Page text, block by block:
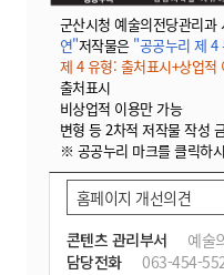
군산시청 예술의전당관리과
연"저작물은 "공공누리 제 4
제 4 유형: 출처표시+상업적
출처표시
비상업적 이용만 가능
변형 등 2차적 저작물 작성
※ 공공누리 마크를 클릭하
콘텐츠 관리부서
예술
담당전화
063-454-
홈페이지 개선의견